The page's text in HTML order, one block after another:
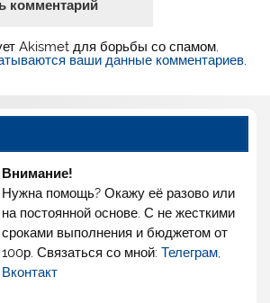
Akismet для борьбы со спамом.
ваши данные комментариев.
Внимание!
Нужна помощь? Окажу её разово или
на постоянной основе. С не жесткими
сроками выполнения и бюджетом от
100р. Связаться со мной:Телеграм,
Вконтакт